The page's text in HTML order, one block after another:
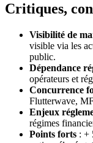
Critiques,
Visibilité de
visible via les
public.
Dépendance
opérateurs et
Concurrence
Flutterwave,
Enjeux
régimes
Points forts : +